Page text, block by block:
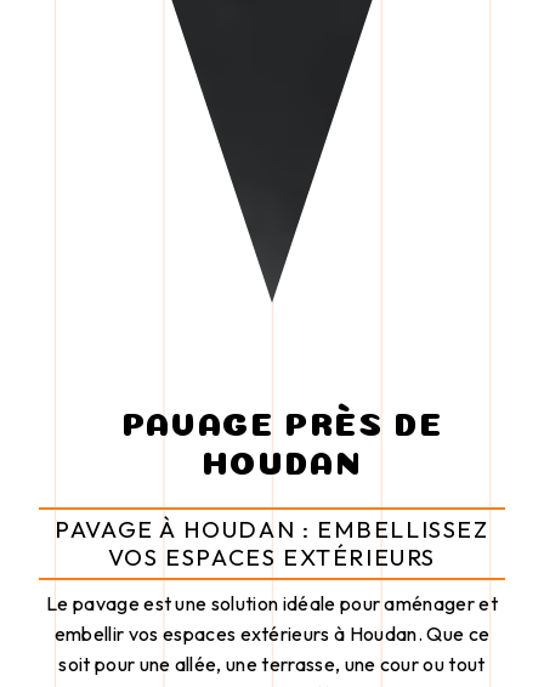
PAVAGE PRÈS DE
HOUDAN
PAVAGE À HOUDAN : EMBELLISSEZ
VOS ESPACES EXTÉRIEURS
Le pavage est une solution idéale pour aménager et
embellir vos espaces extérieurs à Houdan. Que ce
soit pour une allée, une terrasse, une cour ou tout